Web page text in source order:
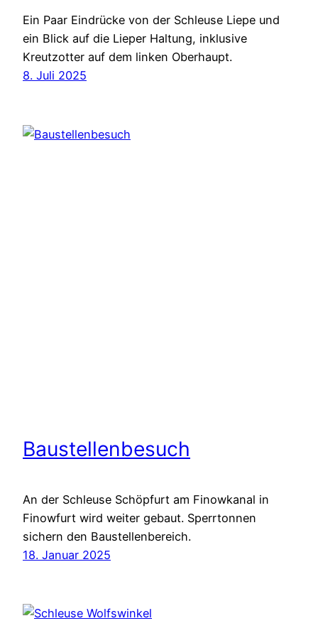
Ein Paar Eindrücke von der Schleuse Liepe und
ein Blick auf die Lieper Haltung, inklusive
Kreutzotter auf dem linken Oberhaupt.
8. Juli 2025
Baustellenbesuch
An der Schleuse Schöpfurt am Finowkanal in
Finowfurt wird weiter gebaut. Sperrtonnen
sichern den Baustellenbereich.
18. Januar 2025